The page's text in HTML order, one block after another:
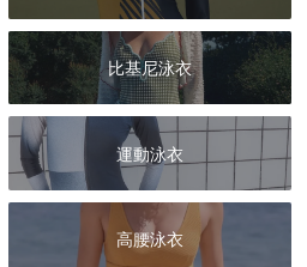
比基尼泳衣
運動泳衣
高腰泳衣